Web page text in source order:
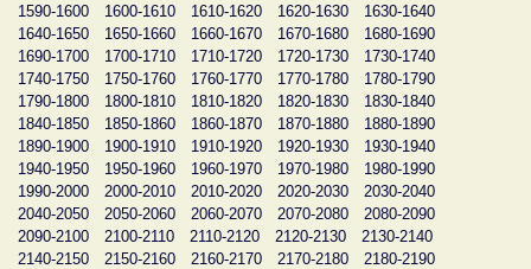
1590-1600
1600-1610 1610-1620 1620-1630
1630-1640
1640-1650
1650-1660 1660-1670 1670-1680
1680-1690
1690-1700
1700-1710 1710-1720 1720-1730
1730-1740
1740-1750
1750-1760 1760-1770 1770-1780
1780-1790
1790-1800
1800-1810 1810-1820 1820-1830
1830-1840
1840-1850
1850-1860 1860-1870 1870-1880
1880-1890
1890-1900
1900-1910 1910-1920 1920-1930
1930-1940
1940-1950
1950-1960 1960-1970 1970-1980
1980-1990
1990-2000
2000-2010 2010-2020 2020-2030
2030-2040
2040-2050
2050-2060 2060-2070 2070-2080
2080-2090
2090-2100
2100-2110 2110-2120 2120-2130
2130-2140
2140-2150
2150-2160 2160-2170 2170-2180
2180-2190